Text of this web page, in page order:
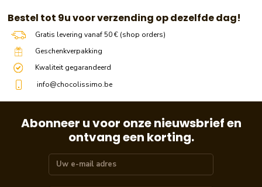
​​ Bestel tot 9u voor verzending op dezelfde dag!
Gratis levering vanaf 50 € (shop orders)
Geschenkverpakking
Kwaliteit gegarandeerd
info@chocolissimo.be
Abonneer u voor onze nieuwsbrief en
ontvang een korting.